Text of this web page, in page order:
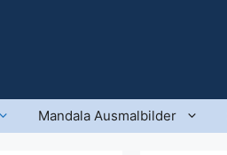
Mandala Ausmalbilder